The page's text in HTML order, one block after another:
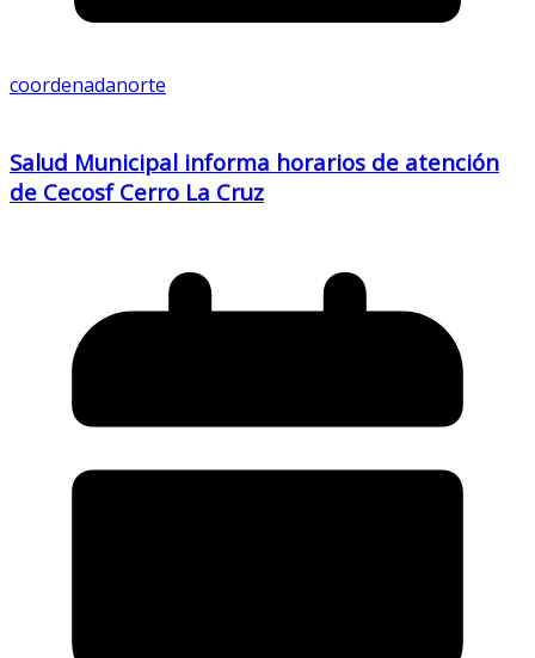
coordenadanorte
Salud Municipal informa horarios de atención
de Cecosf Cerro La Cruz